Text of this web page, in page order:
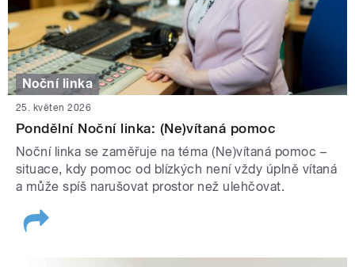
Noční linka
25. květen 2026
Pondělní Noční linka: (Ne)vítaná pomoc
Noční linka se zaměřuje na téma (Ne)vítaná pomoc –
situace, kdy pomoc od blízkých není vždy úplně vítaná
a může spíš narušovat prostor než ulehčovat.